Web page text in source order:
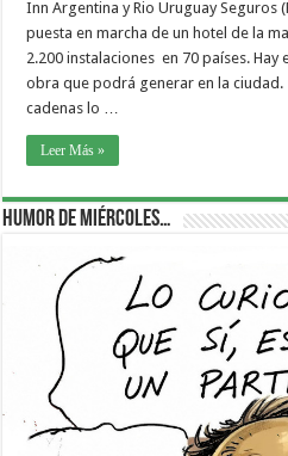
Inn Argentina y Rio Uruguay Seguros
puesta en marcha de un hotel de la
2.200 instalaciones en 70 países.
obra que podrá generar en la
cadenas lo …
Leer Más »
Humor de Miércoles…